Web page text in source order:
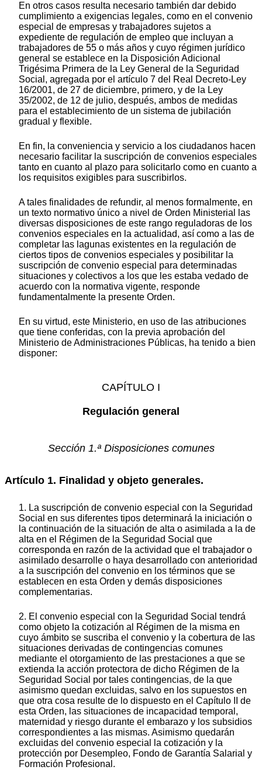
En otros casos resulta necesario también dar debido
cumplimiento a exigencias legales, como en el convenio
especial de empresas y trabajadores sujetos a
expediente de regulación de empleo que incluyan a
trabajadores de 55 o más años y cuyo régimen jurídico
general se establece en la Disposición Adicional
Trigésima Primera de la Ley General de la Seguridad
Social, agregada por el artículo 7 del Real Decreto-Ley
16/2001, de 27 de diciembre, primero, y de la Ley
35/2002, de 12 de julio, después, ambos de medidas
para el establecimiento de un sistema de jubilación
gradual y flexible.
En fin, la conveniencia y servicio a los ciudadanos hacen
necesario facilitar la suscripción de convenios especiales
tanto en cuanto al plazo para solicitarlo como en cuanto a
los requisitos exigibles para suscribirlos.
A tales finalidades de refundir, al menos formalmente, en
un texto normativo único a nivel de Orden Ministerial las
diversas disposiciones de este rango reguladoras de los
convenios especiales en la actualidad, así como a las de
completar las lagunas existentes en la regulación de
ciertos tipos de convenios especiales y posibilitar la
suscripción de convenio especial para determinadas
situaciones y colectivos a los que les estaba vedado de
acuerdo con la normativa vigente, responde
fundamentalmente la presente Orden.
En su virtud, este Ministerio, en uso de las atribuciones
que tiene conferidas, con la previa aprobación del
Ministerio de Administraciones Públicas, ha tenido a bien
disponer:
CAPÍTULO I
Regulación general
Sección 1.ª Disposiciones comunes
Artículo 1. Finalidad y objeto generales.
1. La suscripción de convenio especial con la Seguridad
Social en sus diferentes tipos determinará la iniciación o
la continuación de la situación de alta o asimilada a la de
alta en el Régimen de la Seguridad Social que
corresponda en razón de la actividad que el trabajador o
asimilado desarrolle o haya desarrollado con anterioridad
a la suscripción del convenio en los términos que se
establecen en esta Orden y demás disposiciones
complementarias.
2. El convenio especial con la Seguridad Social tendrá
como objeto la cotización al Régimen de la misma en
cuyo ámbito se suscriba el convenio y la cobertura de las
situaciones derivadas de contingencias comunes
mediante el otorgamiento de las prestaciones a que se
extienda la acción protectora de dicho Régimen de la
Seguridad Social por tales contingencias, de la que
asimismo quedan excluidas, salvo en los supuestos en
que otra cosa resulte de lo dispuesto en el Capítulo II de
esta Orden, las situaciones de incapacidad temporal,
maternidad y riesgo durante el embarazo y los subsidios
correspondientes a las mismas. Asimismo quedarán
excluidas del convenio especial la cotización y la
protección por Desempleo, Fondo de Garantía Salarial y
Formación Profesional.